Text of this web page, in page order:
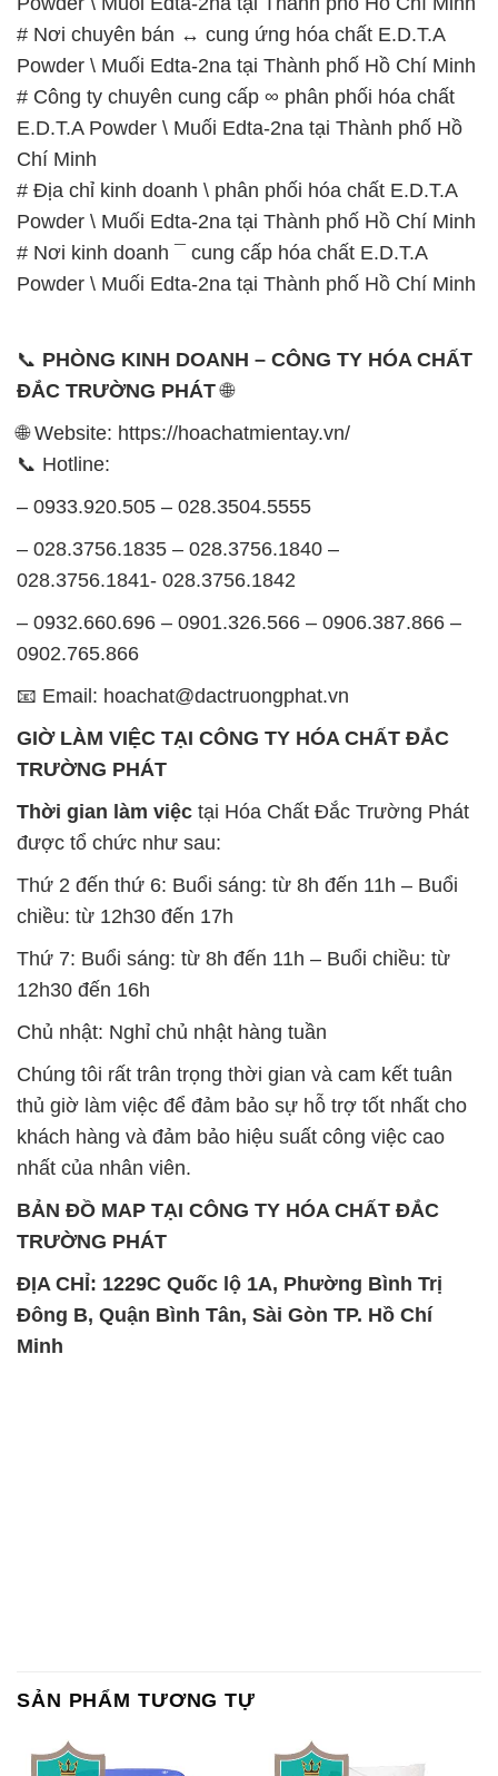
Powder \ Muối Edta-2na tại Thành phố Hồ Chí Minh
📞PHÒNG KINH DOANH – CÔNG TY HÓA CHẤT
ĐẮC TRƯỜNG PHÁT 🌐
🌐 Website: https://hoachatmientay.vn/
📞 Hotline:
– 0933.920.505 – 028.3504.5555
– 028.3756.1835 – 028.3756.1840 –
– 0932.660.696 – 0901.326.566 – 0906.387.866 –
0902.765.866
📧 Email: hoachat@dactruongphat.vn
GIỜ LÀM VIỆC TẠI CÔNG TY HÓA CHẤT ĐẮC
TRƯỜNG PHÁT
Thời gian làm việctại Hóa Chất Đắc Trường Phát
được tổ chức như sau:
Thứ 2 đến thứ 6: Buổi sáng: từ 8h đến 11h – Buổi
chiều: từ 12h30 đến 17h
Thứ 7: Buổi sáng: từ 8h đến 11h – Buổi chiều: từ
Chủ nhật: Nghỉ chủ nhật hàng tuần
Chúng tôi rất trân trọng thời gian và cam kết tuân
thủ giờ làm việc để đảm bảo sự hỗ trợ tốt nhất cho
nhất của nhân viên.
TRƯỜNG PHÁT
Đông B, Quận Bình Tân, Sài Gòn TP. Hồ Chí
Minh